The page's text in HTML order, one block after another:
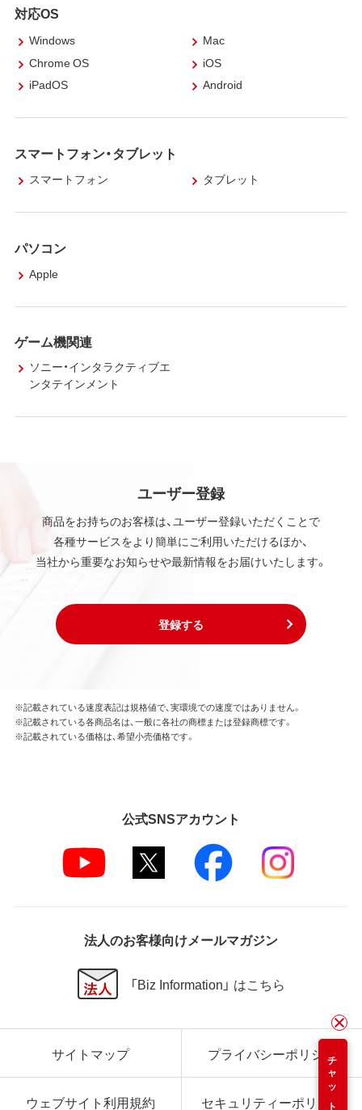
対応OS
Windows
Mac
Chrome OS
iOS
iPadOS
Android
スマートフォン・タブレット
スマートフォン タブレット
パソコン
Apple
ゲーム機関連
ソニー・インタラクティブエ
ンタテインメント
ユーザー登録
商品をお持ちのお客様は、ユーザー登録いただくことで
各種サービスをより簡単にご利用いただけるほか、
当社から重要なお知らせや最新情報をお届けいたします。
登録する
チャット
※記載されている速度表記は規格値で、実環境での速度ではありません。
※記載されている各商品名は、一般に各社の商標または登録商標です。
※記載されている価格は、希望小売価格です。
公式SNSアカウント
法人のお客様向けメールマガジン
「Biz Information」 はこちら
サイトマップ プライバシーポリシー
ウェブサイト利用規約 セキュリティーポリシー